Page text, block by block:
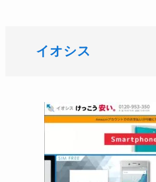
イオシス